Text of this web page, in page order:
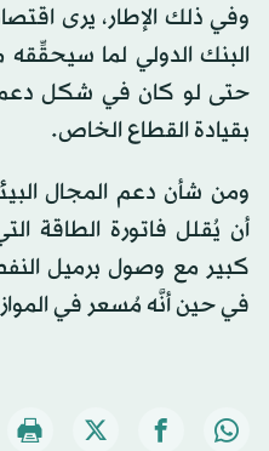
وفي ذلك الإطار، يرى
البنك الدولي لما سيحقِّقه
حتى لو كان في شكل دعم
بقيادة القطاع الخاص.
ومن شأن دعم المجال
أن يُقلل فاتورة الطاقة
في حين أنَّه مُسعر في الموازنة على